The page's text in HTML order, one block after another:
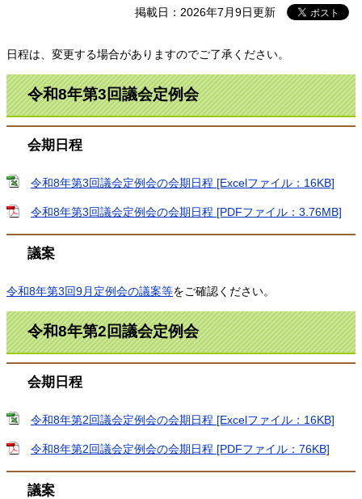
掲載日：2026年7月9日更新
日程は、変更する場合がありますのでご了承ください。
令和8年第3回議会定例会
会期日程
令和8年第3回議会定例会の会期日程 [Excelファイル：16KB]
令和8年第3回議会定例会の会期日程 [PDFファイル：3.76MB]
議案
令和8年第3回9月定例会​の議案等をご確認ください。
令和8年第2回議会定例会
会期日程
令和8年第2回議会定例会の会期日程 [Excelファイル：16KB]
令和8年第2回議会定例会の会期日程 [PDFファイル：76KB]
議案